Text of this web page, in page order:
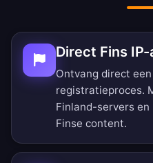
Direct Fins
Ontvang direct
registratieproces.
Finland-servers
Finse content.